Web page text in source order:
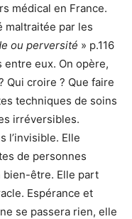
médical en France.
maltraitée par les
ou perversité » p.116
entre eux. On opère,
Qui croire ? Que faire
techniques de soins
irréversibles.
l’invisible. Elle
de personnes
bien-être. Elle part
Espérance et
se passera rien, elle